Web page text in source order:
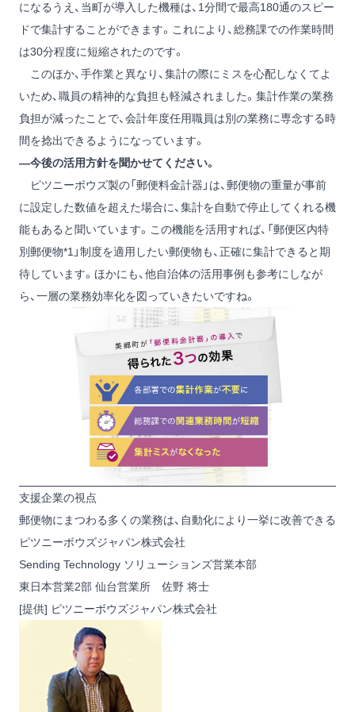
になるうえ、当町が導入した機種は、1分間で最高180通のスピー
ドで集計することができます。これにより、総務課での作業時間
は30分程度に短縮されたのです。
このほか、手作業と異なり、集計の際にミスを心配しなくてよ
いため、職員の精神的な負担も軽減されました。集計作業の業務
負担が減ったことで、会計年度任用職員は別の業務に専念する時
間を捻出できるようになっています。
―今後の活用方針を聞かせてください。
ピツニーボウズ製の「郵便料金計器」は、郵便物の重量が事前
に設定した数値を超えた場合に、集計を自動で停止してくれる機
能もあると聞いています。この機能を活用すれば、「郵便区内特
別郵便物*1 」制度を適用したい郵便物も、正確に集計できると期
待しています。ほかにも、他自治体の活用事例も参考にしなが
ら、一層の業務効率化を図っていきたいですね。
支援企業の視点
郵便物にまつわる多くの業務は、自動化により一挙に改善できる
ピツニーボウズジャパン株式会社
Sending Technology ソリューションズ営業本部
東日本営業2部 仙台営業所 佐野 将士
[提供] ピツニーボウズジャパン株式会社